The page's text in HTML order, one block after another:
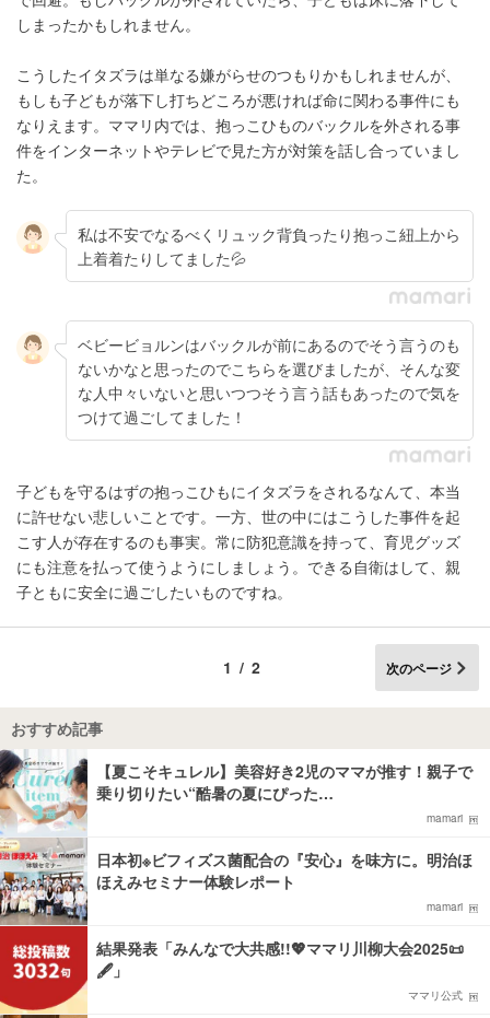
しまったかもしれません。
こうしたイタズラは単なる嫌がらせのつもりかもしれませんが、
もしも子どもが落下し打ちどころが悪ければ命に関わる事件にも
なりえます。ママリ内では、抱っこひものバックルを外される事
件をインターネットやテレビで見た方が対策を話し合っていまし
た。
私は不安でなるべくリュック背負ったり抱っこ紐上から
上着着たりしてました💦
ベビービョルンはバックルが前にあるのでそう言うのも
ないかなと思ったのでこちらを選びましたが、そんな変
な人中々いないと思いつつそう言う話もあったので気を
つけて過ごしてました！
子どもを守るはずの抱っこひもにイタズラをされるなんて、本当
に許せない悲しいことです。一方、世の中にはこうした事件を起
こす人が存在するのも事実。常に防犯意識を持って、育児グッズ
にも注意を払って使うようにしましょう。できる自衛はして、親
子ともに安全に過ごしたいものですね。
1/2 次のページ
おすすめ記事
【夏こそキュレル】美容好き2児のママが推す！親子で
乗り切りたい“酷暑の夏にぴった…
mamari
日本初※ビフィズス菌配合の『安心』を味方に。明治ほ
ほえみセミナー体験レポート
mamari
結果発表「みんなで大共感!!💖ママリ川柳大会2025📜
🖋️」
ママリ公式